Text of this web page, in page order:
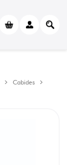
Cabides